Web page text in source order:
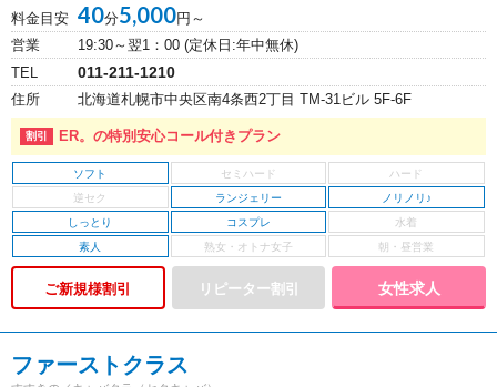
料金目安 40分5,000円～
営業
19:30～翌1：00 (定休日:年中無休)
TEL
011-211-1210
住所 北海道札幌市中央区南4条西2丁目 TM-31ビル 5F-6F
ER。の特別安心コール付きプラン
ソフト
ランジェリー
ノリノリ♪
しっとり
コスプレ
素人
ご新規様割引 女性求人
ファーストクラス